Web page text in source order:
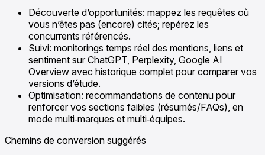
Découverte d’opportunités: mappez les requêtes où
vous n’êtes pas (encore) cités; repérez les
concurrents référencés.
Suivi: monitorings temps réel des mentions, liens et
sentiment sur ChatGPT, Perplexity, Google AI
Overview avec historique complet pour comparer vos
versions d’étude.
Optimisation: recommandations de contenu pour
renforcer vos sections faibles (résumés/FAQs), en
mode multi‑marques et multi‑équipes.
Chemins de conversion suggérés